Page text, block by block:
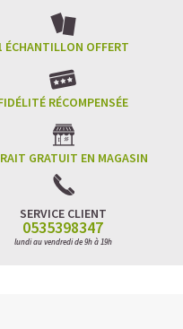
ÉCHANTILLON OFFERT
RÉCOMPENSÉE
GRATUIT EN MAGASIN
SERVICE CLIENT
0535398347
lundi au vendredi de 9h à 19h